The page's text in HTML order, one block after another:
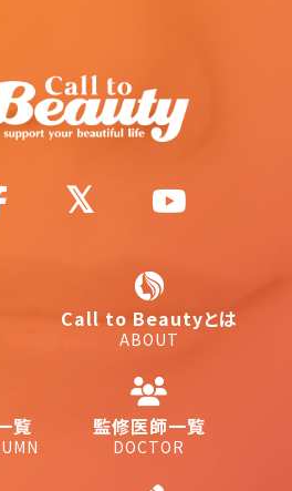
Call to Beautyとは
ABOUT
覧 監修医師一覧
DOCTOR